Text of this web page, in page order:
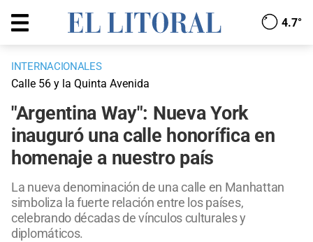
4.7°
INTERNACIONALES
Calle 56 y la Quinta Avenida
"Argentina Way": Nueva York
inauguró una calle honorífica en
homenaje a nuestro país
La nueva denominación de una calle en Manhattan
simboliza la fuerte relación entre los países,
celebrando décadas de vínculos culturales y
diplomáticos.